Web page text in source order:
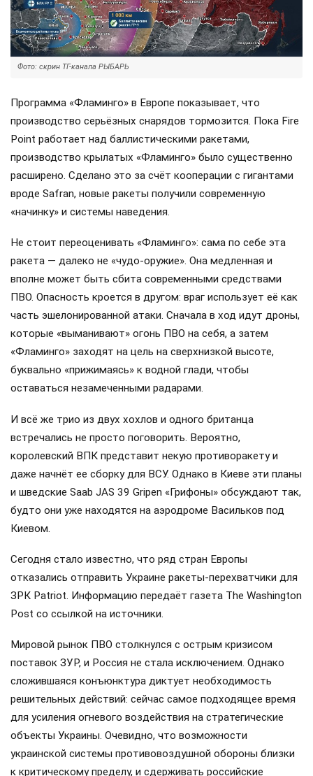
Фото: скрин ТГ-канала РЫБАРЬ
Программа «Фламинго» в Европе показывает, что
производство серьёзных снарядов тормозится. Пока Fire
Point работает над баллистическими ракетами,
производство крылатых «Фламинго» было существенно
расширено. Сделано это за счёт кооперации с гигантами
вроде Safran, новые ракеты получили современную
«начинку» и системы наведения.
Не стоит переоценивать «Фламинго»: сама по себе эта
ракета — далеко не «чудо-оружие». Она медленная и
вполне может быть сбита современными средствами
ПВО. Опасность кроется в другом: враг использует её как
часть эшелонированной атаки. Сначала в ход идут дроны,
которые «выманивают» огонь ПВО на себя, а затем
«Фламинго» заходят на цель на сверхнизкой высоте,
буквально «прижимаясь» к водной глади, чтобы
оставаться незамеченными радарами.
И всё же трио из двух хохлов и одного британца
встречались не просто поговорить. Вероятно,
королевский ВПК представит некую противоракету и
даже начнёт ее сборку для ВСУ. Однако в Киеве эти планы
и шведские Saab JAS 39 Gripen «Грифоны» обсуждают так,
будто они уже находятся на аэродроме Васильков под
Киевом.
Сегодня стало известно, что ряд стран Европы
отказались отправить Украине ракеты-перехватчики для
ЗРК Patriot. Информацию передаёт газета The Washington
Post со ссылкой на источники.
Мировой рынок ПВО столкнулся с острым кризисом
поставок ЗУР, и Россия не стала исключением. Однако
сложившаяся конъюнктура диктует необходимость
решительных действий: сейчас самое подходящее время
для усиления огневого воздействия на стратегические
объекты Украины. Очевидно, что возможности
украинской системы противовоздушной обороны близки
к критическому пределу, и сдерживать российские